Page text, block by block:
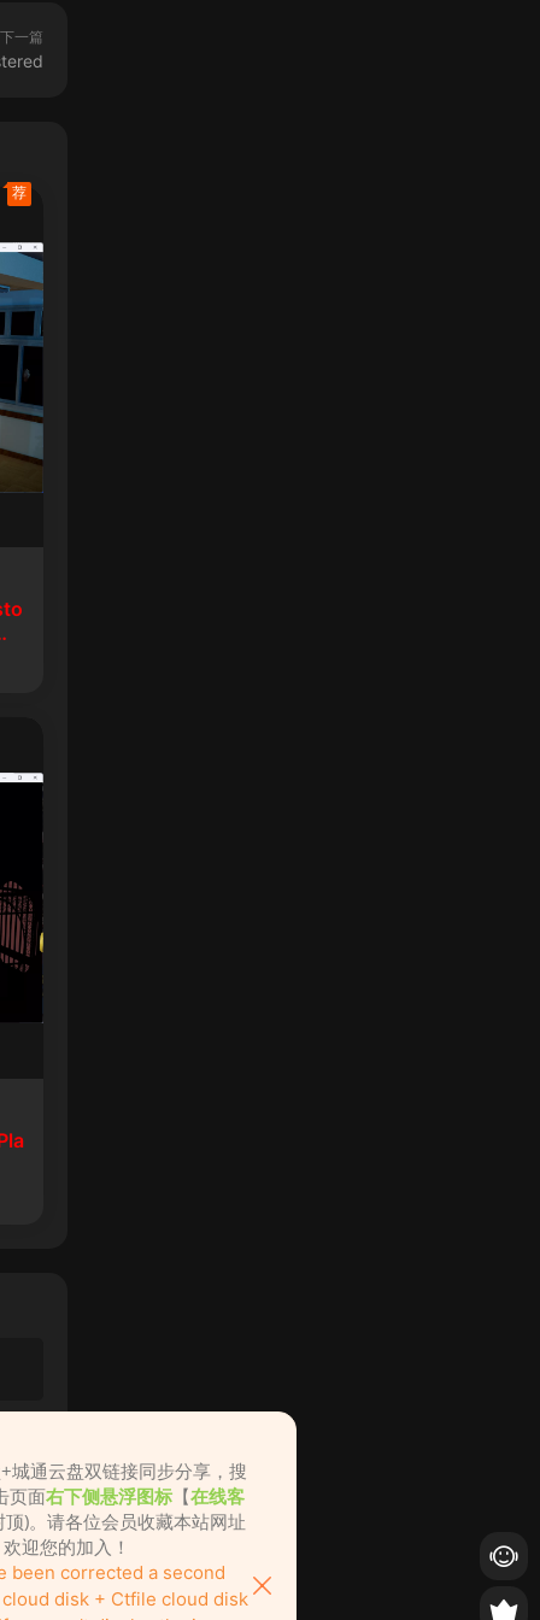
下一篇
荐
城通云盘双链接同步分享，搜
页面右下侧悬浮图标 【在线客
)。请各位会员收藏本站网址
迎您的加入！
been corrected a second
disk + Ctfile cloud disk